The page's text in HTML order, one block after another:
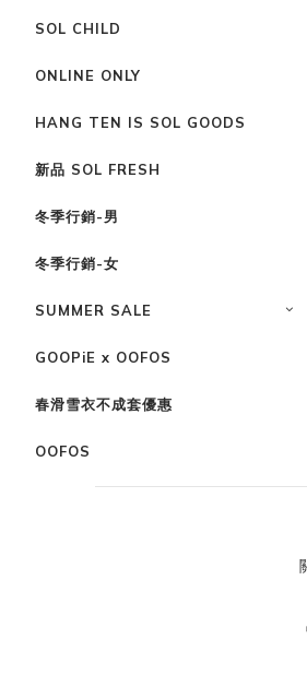
SOL CHILD
ONLINE ONLY
HANG TEN IS SOL GOODS
新品 SOL FRESH
冬季行銷-男
冬季行銷-女
SUMMER SALE
GOOPiE x OOFOS
春滑雪衣不成套優惠
OOFOS